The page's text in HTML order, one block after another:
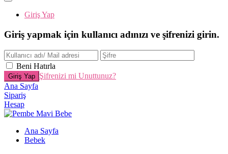
Giriş Yap
Giriş yapmak için kullanıcı adınızı ve şifrenizi girin.
Beni Hatırla
Şifrenizi mi Unuttunuz?
Ana Sayfa
Sipariş
Hesap
Ana Sayfa
Bebek